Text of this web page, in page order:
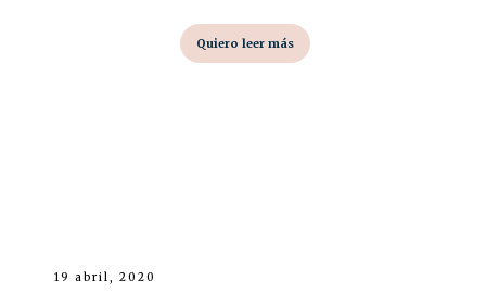
Quiero leer más
19 abril, 2020